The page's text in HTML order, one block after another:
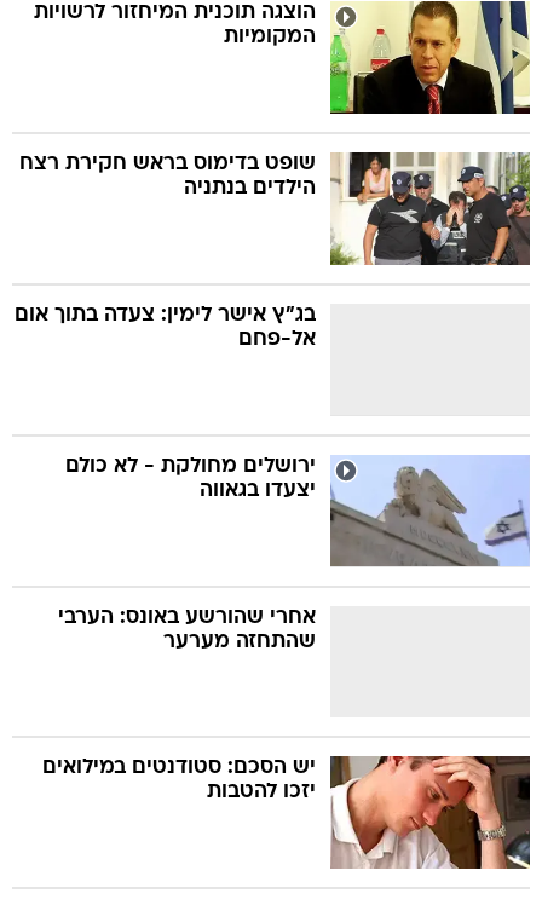
הוצגה תוכנית המיחזור לרשויות
המקומיות
שופט בדימוס בראש חקירת רצח
הילדים בנתניה
בג"ץ אישר לימין: צעדה בתוך אום
אל-פחם
ירושלים מחולקת - לא כולם
יצעדו בגאווה
אחרי שהורשע באונס: הערבי
שהתחזה מערער
יש הסכם: סטודנטים במילואים
יזכו להטבות